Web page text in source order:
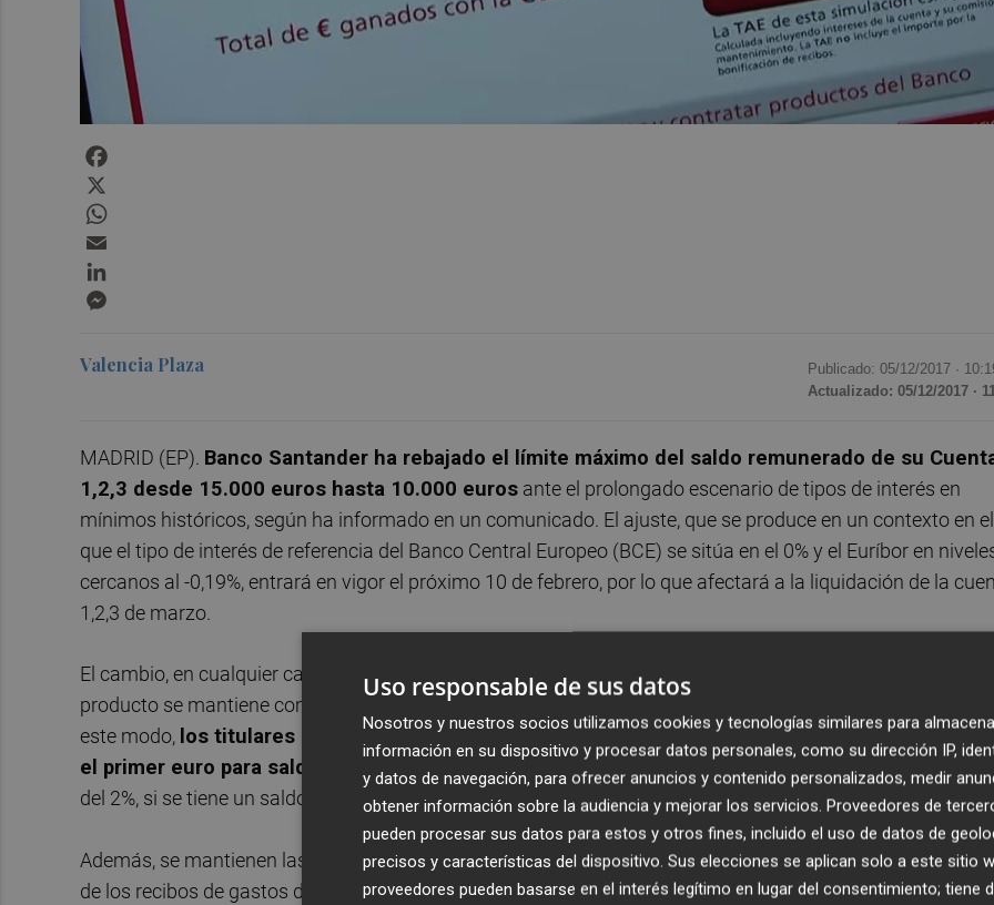
Valencia Plaza Publicado: 05/12/2017 ·
Actualizado: 05/12/2017 ·
MADRID (EP). Banco Santander ha rebajado el límite máximo del saldo remunerado de su
1,2,3 desde 15.000 euros hasta 10.000 euros ante el prolongado escenario de tipos de interés en
mínimos históricos, según ha informado en un comunicado. El ajuste, que se produce en un contexto en el
que el tipo de interés de referencia del Banco Central Europeo (BCE) se sitúa en el 0% y el Euríbor en
cercanos al -0,19%, entrará en vigor el próximo 10 de febrero, por lo que afectará a la liquidación de la
1,2,3 de marzo.
El cambio, en cualquier caso, no afecta a la remuneración de los saldos, ni a las bonificaciones, por lo que el
producto se mantiene como la cuenta corriente más rentable del mercado, según defiende Santander. De
este modo, los titulares de la Cuenta 1,2,3 seguirán disponiendo de una rentabilidad del 3%
el primer euro para saldos a partir de 3.000 euros
, con un máximo, a partir de ahora, de 10.000 euros;
del 2%, si se tiene un saldo de entre 2.000 y 3.000 euros; y del 1%, para saldos entre 1.000 y 2.000 euros.
Además, se mantienen las bonificaciones mediante devoluciones en efectivo entre el 1% y el 3% del
de los recibos de gastos del hogar -agua, luz, telefono- y seguros, gastos de educación -colegios,
Uso responsable de sus datos
Nosotros y nuestros socios utilizamos cookies y tecnologías similares para
información en su dispositivo y procesar datos personales, como su dirección IP,
y datos de navegación, para ofrecer anuncios y contenido personalizados, medir
obtener información sobre la audiencia y mejorar los servicios. Proveedores de
pueden procesar sus datos para estos y otros fines, incluido el uso de datos de
precisos y características del dispositivo. Sus elecciones se aplican solo a este sitio
proveedores pueden basarse en el interés legítimo en lugar del consentimiento; tiene